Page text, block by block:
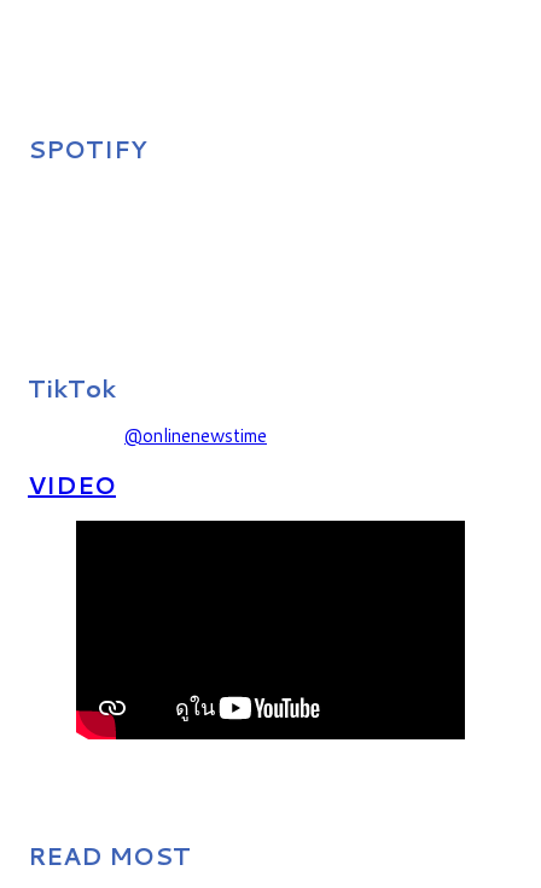
SPOTIFY
TikTok
@onlinenewstime
VIDEO
READ MOST